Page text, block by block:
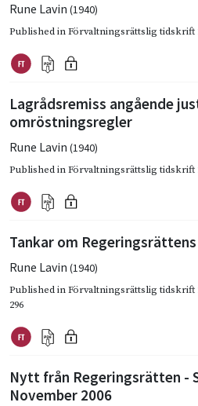
Rune Lavin (1940)
Published inFörvaltningsrättslig tidskrift
Lagrådsremiss angående
omröstningsregler
Rune Lavin (1940)
Published inFörvaltningsrättslig tidskrift
Tankar om
Rune Lavin (1940)
Published inFörvaltningsrättslig tidskrift
296
Nytt från Regeringsrätten -
November 2006